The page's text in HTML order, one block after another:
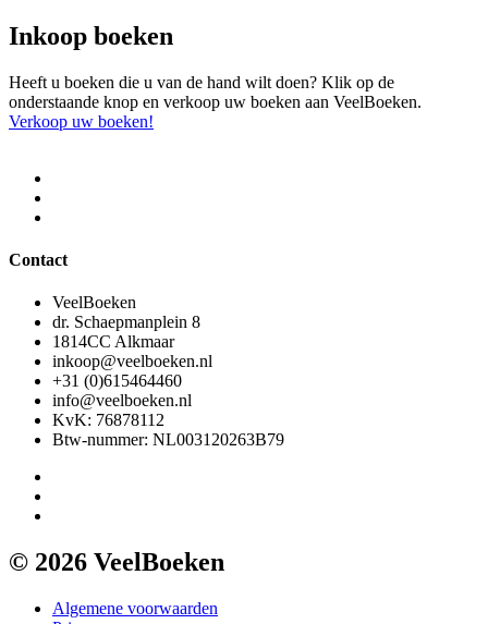
Inkoop boeken
Heeft u boeken die u van de hand wilt doen? Klik op de
onderstaande knop en verkoop uw boeken aan VeelBoeken.
Verkoop uw boeken!
Contact
VeelBoeken
dr. Schaepmanplein 8
1814CC Alkmaar
inkoop@veelboeken.nl
+31 (0)615464460
info@veelboeken.nl
KvK: 76878112
Btw-nummer: NL003120263B79
© 2026 VeelBoeken
Algemene voorwaarden